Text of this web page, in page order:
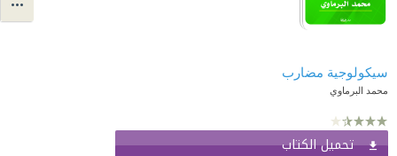
سيكولوجية مضارب
محمد البرماوي
تحميل الكتاب